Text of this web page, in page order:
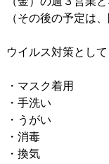
（その後の予定は
ウイルス対策とし
・マスク着用
・手洗い
・うがい
・消毒
・換気